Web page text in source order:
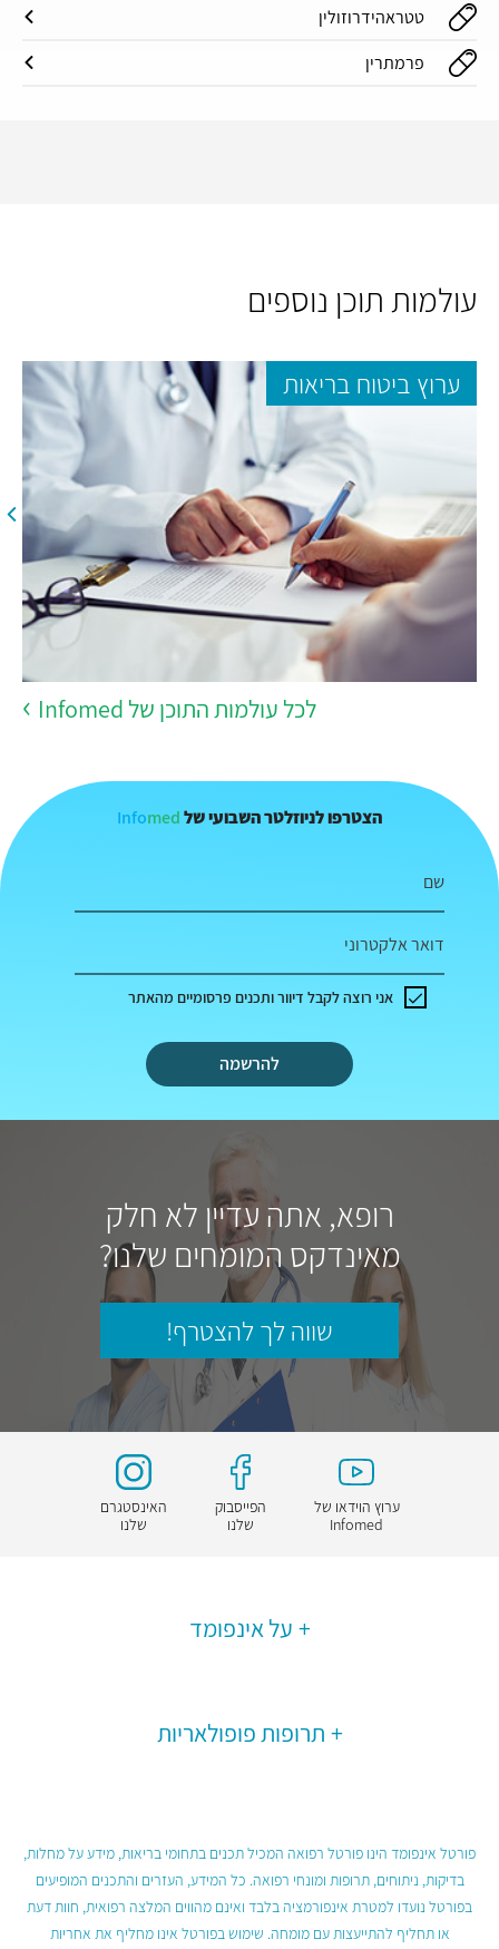
טטראהידרוזולין
פרמתרין
עולמות תוכן נוספים
ערוץ ביטוח בריאות
לכל עולמות התוכן של Infomed
הצטרפו לניוזלטר השבועי של Infomed
שם
דואר אלקטרוני
להרשמה
אני רוצה לקבל דיוור ותכנים פרסומיים מהאתר
רופא, אתה עדיין לא חלק
מאינדקס המומחים שלנו?
שווה לך להצטרף!
ערוץ הוידאו של
Infomed
הפייסבוק
שלנו
האינסטגרם
שלנו
על אינפומד
תרופות פופולאריות
פורטל אינפומד הינו פורטל רפואה המכיל תכנים בתחומי בריאות, מידע על מחלות,
בדיקות, ניתוחים, תרופות ומונחי רפואה. כל המידע, העזרים והתכנים המופיעים
בפורטל נועדו למטרת אינפורמציה בלבד ואינם מהווים המלצה רפואית, חוות דעת
או תחליף להתייעצות עם מומחה. שימוש בפורטל אינו מחליף את אחריות